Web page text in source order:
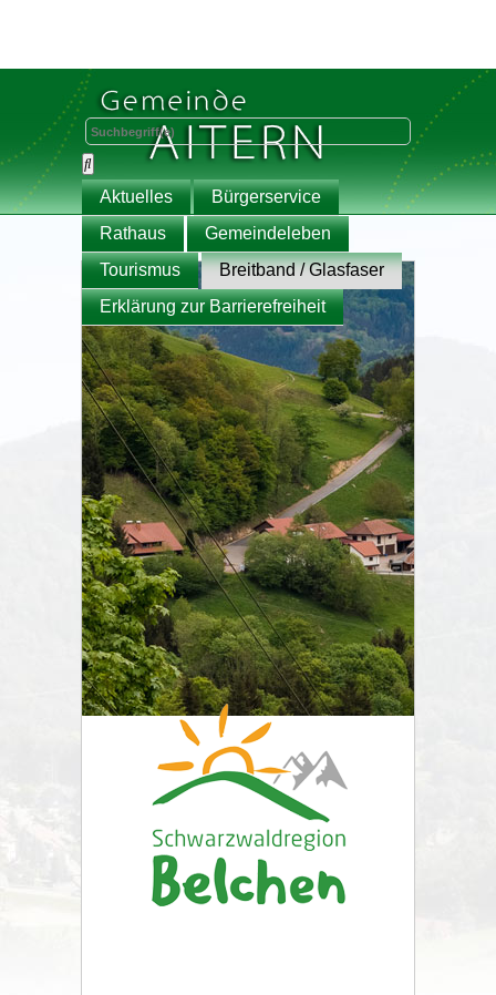
Aktuelles
Bürgerservice
Rathaus
Gemeindeleben
Tourismus
Breitband / Glasfaser
Erklärung zur Barrierefreiheit